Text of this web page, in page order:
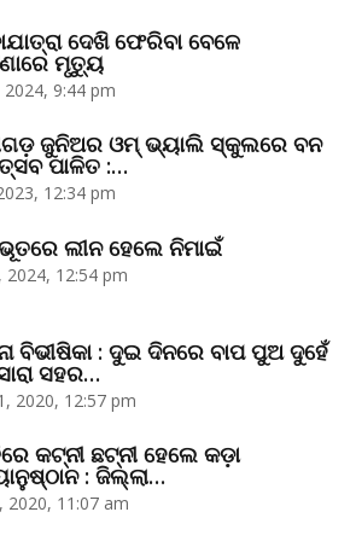
ଦେଖି ଫେରିବା ବେଳେ
ମୃତ୍ୟୁ
2024, 9:44 pm
ଜୁନିଅର ଓମ୍‌ ଭ୍ୟାଲି ସ୍କୁଲରେ ବନ
ପାଳିତ :…
12:34 pm
ଲୀନ ହେଲେ ନିମାଇଁ
2024, 12:54 pm
ବିଭୀଷିକା : ଦୁଇ ଦିନରେ ବାପ ପୁଅ ଦୁହେଁ
ସହର…
2020, 12:57 pm
କଟ୍‌ନୀ ଛଟ୍‌ନୀ ହେଲେ କଡ଼ା
: ଜିଲ୍ଲା…
2020, 11:07 am